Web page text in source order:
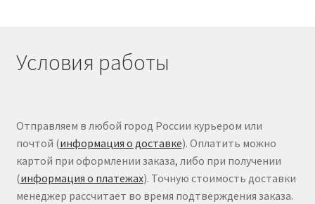
Условия работы
Отправляем в любой город России курьером или
почтой (информация о доставке). Оплатить можно
картой при оформлении заказа, либо при получении
(информация о платежах). Точную стоимость доставки
менеджер рассчитает во время подтверждения заказа.